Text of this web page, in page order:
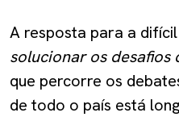
A resposta para a
solucionar os desafios
que percorre os
de todo o país está